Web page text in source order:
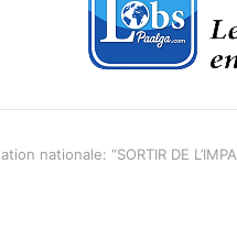
nationale: “SORTIR DE